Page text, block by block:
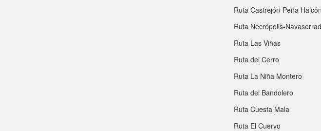
Ruta Castrejón-Peña Halcón
Ruta Necrópolis-
Ruta Las Viñas
Ruta del Cerro
Ruta La Niña Montero
Ruta del Bandolero
Ruta Cuesta Mala
Ruta El Cuervo